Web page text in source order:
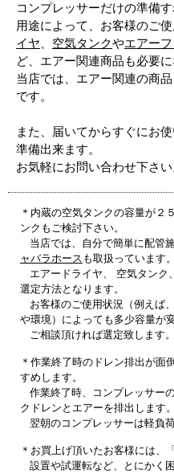
コンプレッサーだけの準備
用途によって、お客様のご使
イヤ
空気タンクやエアー
ど、エアー関連商品も必要
当店では、エアー関連の商
です。
また、届いてからすぐにお
準備出来ます。
お気軽にお問い合わせ下さい
＊内蔵の空気タンクの容量が２
ンクもご検討下さい。
当店では、自分で簡単に配管
ャバラホース も取扱っています。
エアードライヤ、 空気タンク
選定方法となります。
お客様のご使用状況（例えば
や環境）によっても多少容量が
ご相談頂ければ選定致します
＊作業終了時のドレン排出が面
すめします。
作業終了時、コンプレッサー
クドレンとエアーを排出します。
翌朝のコンプレッサーは軽負
＊お買上げ頂いたお客様には、
設置や試運転など、とにかく